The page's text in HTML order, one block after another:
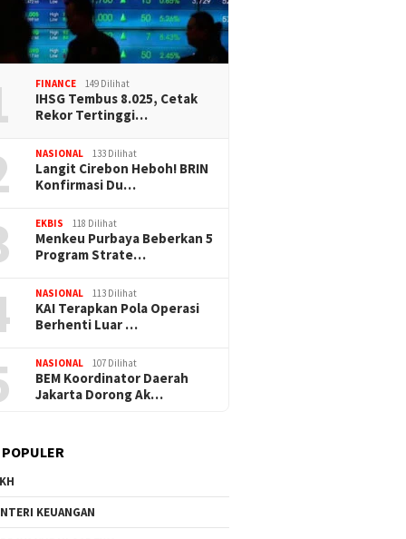
FINANCE 149 Dilihat
IHSG Tembus 8.025, Cetak
Rekor Tertinggi…
NASIONAL 133 Dilihat
Langit Cirebon Heboh! BRIN
Konfirmasi Du…
EKBIS 118 Dilihat
Menkeu Purbaya Beberkan 5
Program Strate…
NASIONAL 113 Dilihat
KAI Terapkan Pola Operasi
Berhenti Luar …
NASIONAL 107 Dilihat
BEM Koordinator Daerah
Jakarta Dorong Ak…
KEUANGAN